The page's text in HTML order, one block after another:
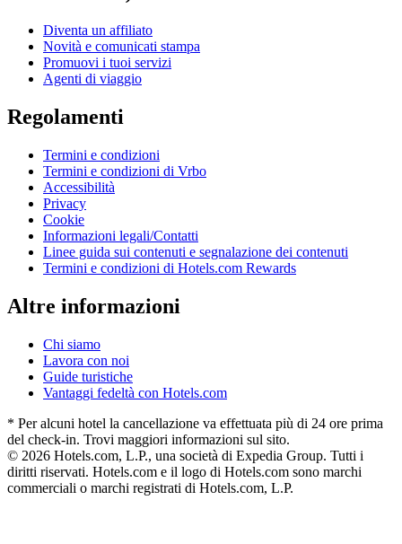
Diventa un affiliato
Novità e comunicati stampa
Promuovi i tuoi servizi
Agenti di viaggio
Regolamenti
Termini e condizioni
Termini e condizioni di Vrbo
Accessibilità
Privacy
Cookie
Informazioni legali/Contatti
Linee guida sui contenuti e segnalazione dei contenuti
Termini e condizioni di Hotels.com Rewards
Altre informazioni
Chi siamo
Lavora con noi
Guide turistiche
Vantaggi fedeltà con Hotels.com
* Per alcuni hotel la cancellazione va effettuata più di 24 ore prima
del check-in. Trovi maggiori informazioni sul sito.
© 2026 Hotels.com, L.P., una società di Expedia Group. Tutti i
diritti riservati. Hotels.com e il logo di Hotels.com sono marchi
commerciali o marchi registrati di Hotels.com, L.P.